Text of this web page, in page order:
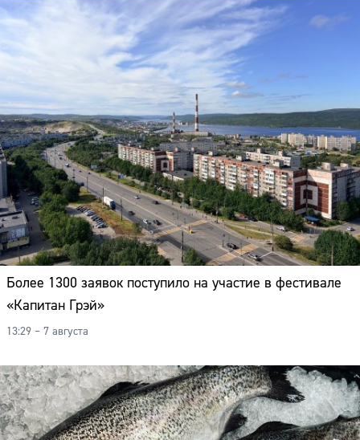
Более 1300 заявок поступило на участие в фестивале
«Капитан Грэй»
13:29 – 7 августа